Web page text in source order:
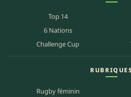
Top 14
6 Nations
Challenge Cup
Rugby féminin